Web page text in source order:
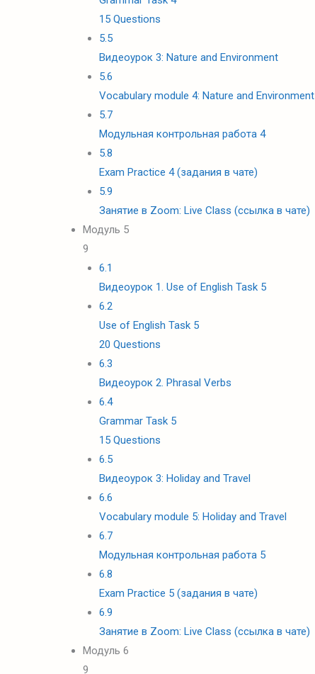
15 Questions
5.5
Видеоурок 3: Nature and Environment
5.6
Vocabulary module 4: Nature and Environment
5.7
Модульная контрольная работа 4
5.8
Exam Practice 4 (задания в чате)
5.9
Занятие в Zoom: Live Class (ссылка в чате)
Модуль 5
9
6.1
Видеоурок 1. Use of English Task 5
6.2
Use of English Task 5
20 Questions
6.3
Видеоурок 2. Phrasal Verbs
6.4
Grammar Task 5
15 Questions
6.5
Видеоурок 3: Holiday and Travel
6.6
Vocabulary module 5: Holiday and Travel
6.7
Модульная контрольная работа 5
6.8
Exam Practice 5 (задания в чате)
6.9
Занятие в Zoom: Live Class (ссылка в чате)
Модуль 6
9